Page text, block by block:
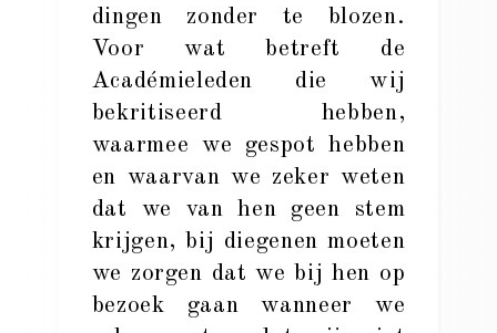
dingen zonder te blozen.
Voor wat betreft de
Académieleden die wij
bekritiseerd hebben,
waarmee we gespot hebben
en waarvan we zeker weten
dat we van hen geen stem
krijgen, bij diegenen moeten
we zorgen dat we bij hen op
bezoek gaan wanneer we